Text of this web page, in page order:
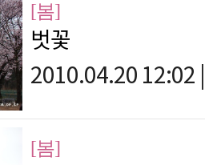
[봄]
벗꽃
2010.04.20 12:02
[봄]